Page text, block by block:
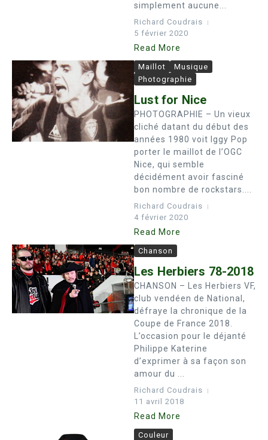
simplement aucune...
Richard Coudrais
5 février 2020
Read More
Maillot
Musique
Photographie
Lust for Nice
PHOTOGRAPHIE – Un vieux
cliché datant du début des
années 1980 voit Iggy Pop
porter le maillot de l’OGC
Nice, qui semble
décidément avoir fasciné
bon nombre de rockstars....
Richard Coudrais
4 février 2020
Read More
Chanson
Les Herbiers 78-2018
CHANSON – Les Herbiers VF,
club vendéen de National,
défraye la chronique de la
Coupe de France 2018.
L’occasion pour le déjanté
Philippe Katerine
d’exprimer à sa façon son
amour du ...
Richard Coudrais
11 avril 2018
Read More
Couleur